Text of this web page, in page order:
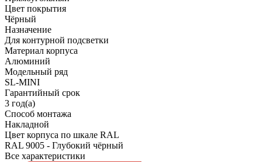
Цвет покрытия
Чёрный
Назначение
Для контурной подсветки
Материал корпуса
Алюминий
Модельный ряд
SL-MINI
Гарантийный срок
3 год(а)
Способ монтажа
Накладной
Цвет корпуса по шкале RAL
RAL 9005 - Глубокий чёрный
Все характеристики